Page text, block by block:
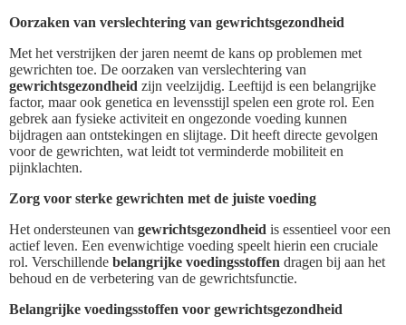
Oorzaken van verslechtering van gewrichtsgezondheid
Met het verstrijken der jaren neemt de kans op problemen met
gewrichten toe. De oorzaken van verslechtering van
gewrichtsgezondheid zijn veelzijdig. Leeftijd is een belangrijke
factor, maar ook genetica en levensstijl spelen een grote rol. Een
gebrek aan fysieke activiteit en ongezonde voeding kunnen
bijdragen aan ontstekingen en slijtage. Dit heeft directe gevolgen
voor de gewrichten, wat leidt tot verminderde mobiliteit en
pijnklachten.
Zorg voor sterke gewrichten met de juiste voeding
Het ondersteunen van gewrichtsgezondheid is essentieel voor een
actief leven. Een evenwichtige voeding speelt hierin een cruciale
rol. Verschillende belangrijke voedingsstoffen dragen bij aan het
behoud en de verbetering van de gewrichtsfunctie.
Belangrijke voedingsstoffen voor gewrichtsgezondheid